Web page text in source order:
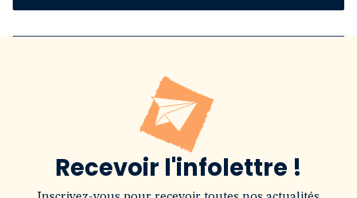
Recevoir l'infolettre !